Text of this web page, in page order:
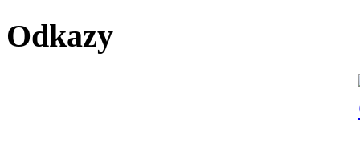
Odkazy